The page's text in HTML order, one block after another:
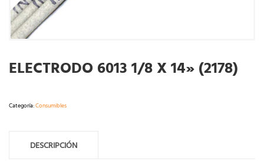
ELECTRODO 6013 1/8 X 14» (2178)
Categoría:Consumibles
DESCRIPCIÓN